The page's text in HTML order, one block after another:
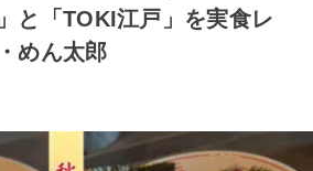
と「TOKI江戸」を実食レ
めん太郎